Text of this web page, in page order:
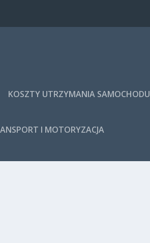
KOSZTY UTRZYMANIA SAMOCHODU
I MOTORYZACJA